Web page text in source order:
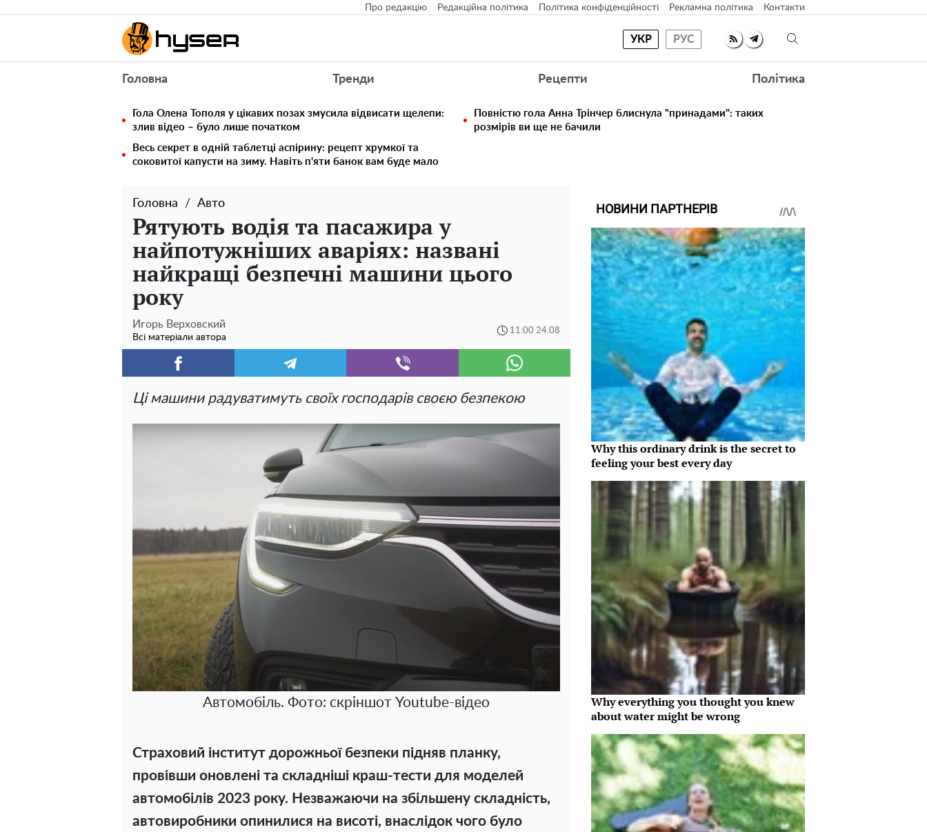
Про редакцію Редакційна політика Політика конфіденційності Рекламна політика Контакти
УКР РУС
Головна Тренди Рецепти Політика
Гола Олена Тополя у цікавих позах змусила відвисати щелепи:
злив відео – було лише початком
Повністю гола Анна Трінчер блиснула "принадами": таких
розмірів ви ще не бачили
Весь секрет в одній таблетці аспірину: рецепт хрумкої та
соковитої капусти на зиму. Навіть п'яти банок вам буде мало
Головна Авто
Рятують водія та пасажира у
найпотужніших аваріях: названі
найкращі безпечні машини цього
року
Игорь Верховский
Всі матеріали автора
11:00 24.08
Ці машини радуватимуть своїх господарів своєю безпекою
Автомобіль. Фото: скріншот Youtube-відео
Страховий інститут дорожньої безпеки підняв планку,
провівши оновлені та складніші краш-тести для моделей
автомобілів 2023 року. Незважаючи на збільшену складність,
автовиробники опинилися на висоті, внаслідок чого було
НОВИНИ ПАРТНЕРІВ
Why this ordinary drink is the secret to
feeling your best every day
Why everything you thought you knew
about water might be wrong